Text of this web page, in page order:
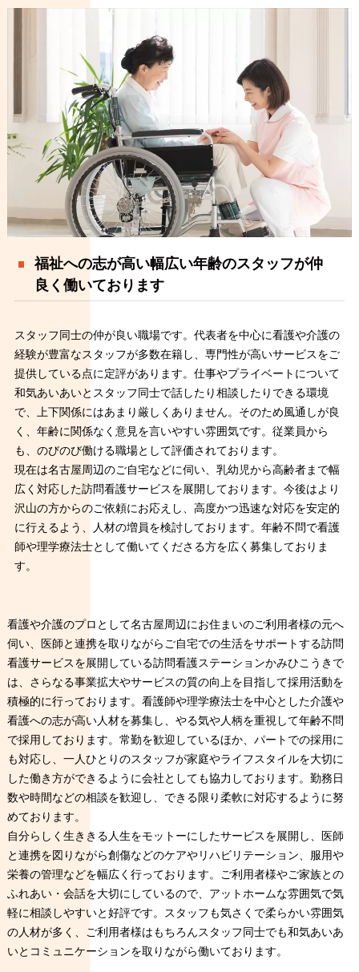
福祉への志が高い幅広い年齢のスタッフが仲
良く働いております
スタッフ同士の仲が良い職場です。代表者を中心に看護や介護の
経験が豊富なスタッフが多数在籍し、専門性が高いサービスをご
提供している点に定評があります。仕事やプライベートについて
和気あいあいとスタッフ同士で話したり相談したりできる環境
で、上下関係にはあまり厳しくありません。そのため風通しが良
く、年齢に関係なく意見を言いやすい雰囲気です。従業員から
も、のびのび働ける職場として評価されております。
現在は名古屋周辺のご自宅などに伺い、乳幼児から高齢者まで幅
広く対応した訪問看護サービスを展開しております。今後はより
沢山の方からのご依頼にお応えし、高度かつ迅速な対応を安定的
に行えるよう、人材の増員を検討しております。年齢不問で看護
師や理学療法士として働いてくださる方を広く募集しておりま
す。
看護や介護のプロとして名古屋周辺にお住まいのご利用者様の元へ
伺い、医師と連携を取りながらご自宅での生活をサポートする訪問
看護サービスを展開している訪問看護ステーションかみひこうきで
は、さらなる事業拡大やサービスの質の向上を目指して採用活動を
積極的に行っております。看護師や理学療法士を中心とした介護や
看護への志が高い人材を募集し、やる気や人柄を重視して年齢不問
で採用しております。常勤を歓迎しているほか、パートでの採用に
も対応し、一人ひとりのスタッフが家庭やライフスタイルを大切に
した働き方ができるように会社としても協力しております。勤務日
数や時間などの相談を歓迎し、できる限り柔軟に対応するように努
めております。
自分らしく生ききる人生をモットーにしたサービスを展開し、医師
と連携を図りながら創傷などのケアやリハビリテーション、服用や
栄養の管理などを幅広く行っております。ご利用者様やご家族との
ふれあい・会話を大切にしているので、アットホームな雰囲気で気
軽に相談しやすいと好評です。スタッフも気さくで柔らかい雰囲気
の人材が多く、ご利用者様はもちろんスタッフ同士でも和気あいあ
いとコミュニケーションを取りながら働いております。